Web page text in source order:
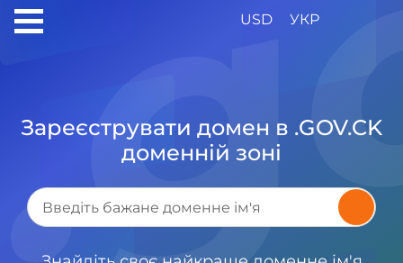
USD УКР
Зареєструвати домен в .GOV.CK
доменній зоні